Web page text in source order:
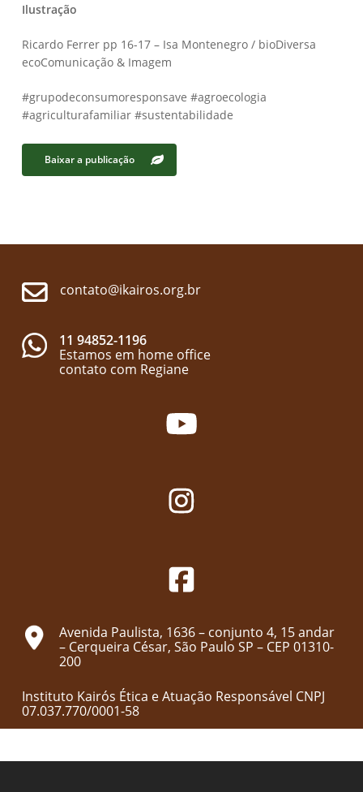
Ilustração
Ricardo Ferrer pp 16-17 – Isa Montenegro / bioDiversa
ecoComunicação & Imagem
#grupodeconsumoresponsave #agroecologia
#agriculturafamiliar #sustentabilidade
Baixar a publicação
contato@ikairos.org.br
11 94852-1196
Estamos em home office
contato com Regiane
Avenida Paulista, 1636 – conjunto 4, 15 andar
– Cerqueira César, São Paulo SP – CEP 01310-
200
Instituto Kairós Ética e Atuação Responsável CNPJ
07.037.770/0001-58